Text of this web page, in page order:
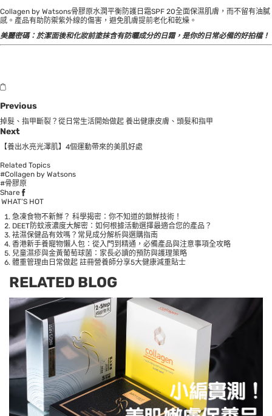
Collagen by Watsons骨膠原水潤平衡防護日霜SPF 20全面保濕肌膚，而不留有油膩
感。產品有助防禦紫外線的傷害，避免肌膚提前老化和乾燥。
美麗密碼：於潔面後和化妝前塗抹含有防曬成分的日霜，是你的日常必備的好拍檔！
Previous
掉髮、指甲斷裂？從日常生活開始做起 養出健康皮膚、頭髮和指甲
Next
【養出水亮光澤肌】4個運動帶來的美肌好處
Related Topics
#Collagen by Watsons
#骨膠原
Share
WHAT’S HOT
急凍食物不新鮮？ 科學揭密：你不知道的鎖鮮技術！
DEET防蚊液濃度大解密：如何根據活動選擇最適合您的產品？
袪濕保健品有效嗎？常見成分解析與選購指南
香港新手養寵物懶人包：從入門到精通，必備產品與注意事項全攻略
兒童濕疹與金黃葡萄球菌：家長必讀的預防與護理策略
體重管理由日常做起 註冊營養師分享5大健康減重貼士
RELATED BLOG